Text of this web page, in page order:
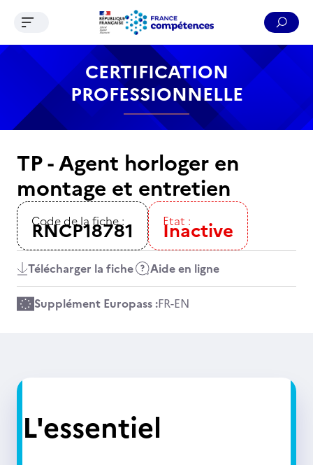
Contenu Recherche Menu Pied de page
Ouvrir le menu de navigation
CERTIFICATION
PROFESSIONNELLE
TP - Agent horloger en
montage et entretien
Code de la fiche :
RNCP18781 Etat :
Inactive
Télécharger la fiche Aide en ligne
Supplément Europass :FR-EN
L'essentiel